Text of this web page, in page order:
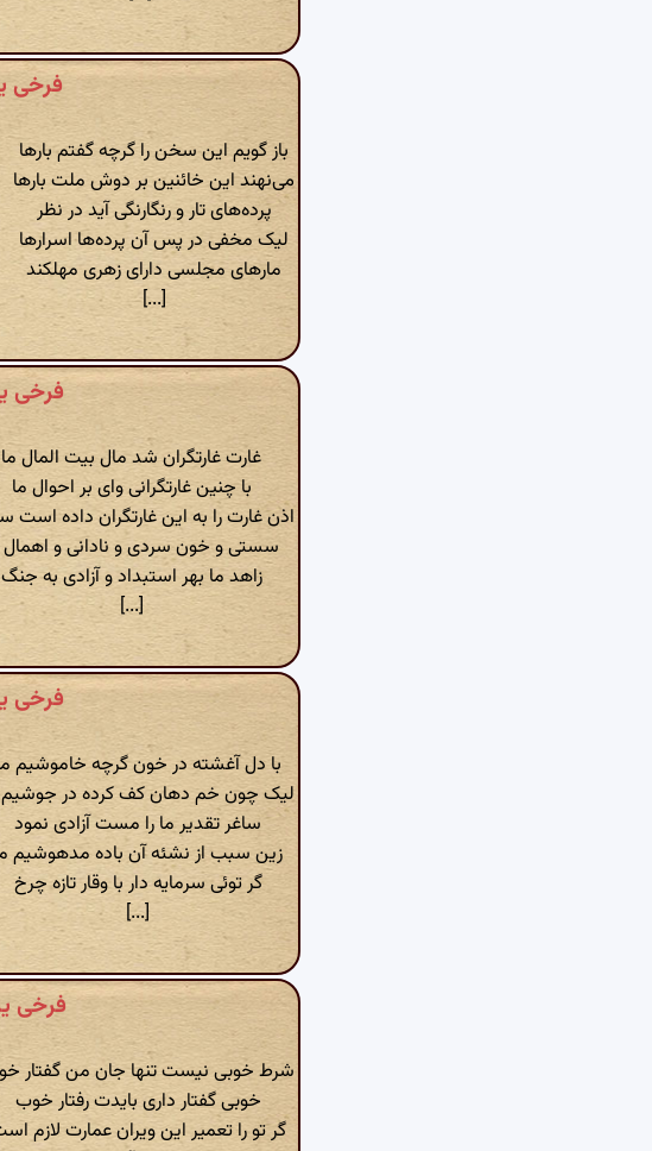
فرخی
باز گویم این سخن را گرچه گفتم بارها
می‌نهند این خائنین بر دوش ملت بارها
پرده‌های تار و رنگارنگی آید در نظر
لیک مخفی در پس آن پرده‌ها اسرارها
مارهای مجلسی دارای زهری مهلکند
[...]
فرخی
غارت غارتگران شد مال بیت المال ما
با چنین غارتگرانی وای بر احوال ما
اذن غارت را به این غارتگران داده
سستی و خون سردی و نادانی و اهمال
زاهد ما بهر استبداد و آزادی به جنگ
[...]
فرخی
با دل آغشته در خون گرچه خاموشیم
لیک چون خم دهان کف کرده در جوشیم
ساغر تقدیر ما را مست آزادی نمود
زین سبب از نشئه آن باده مدهوشیم
گر توئی سرمایه دار با وقار تازه چرخ
[...]
فرخی
شرط خوبی نیست تنها جان من گفتار
خوبی گفتار داری بایدت رفتار خوب
گر تو را تعمیر این ویران عمارت لازم